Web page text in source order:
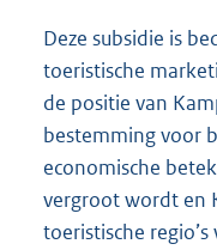
Deze subsidie is
toeristische
de positie van
bestemming voor
economische
vergroot wordt en
toeristische